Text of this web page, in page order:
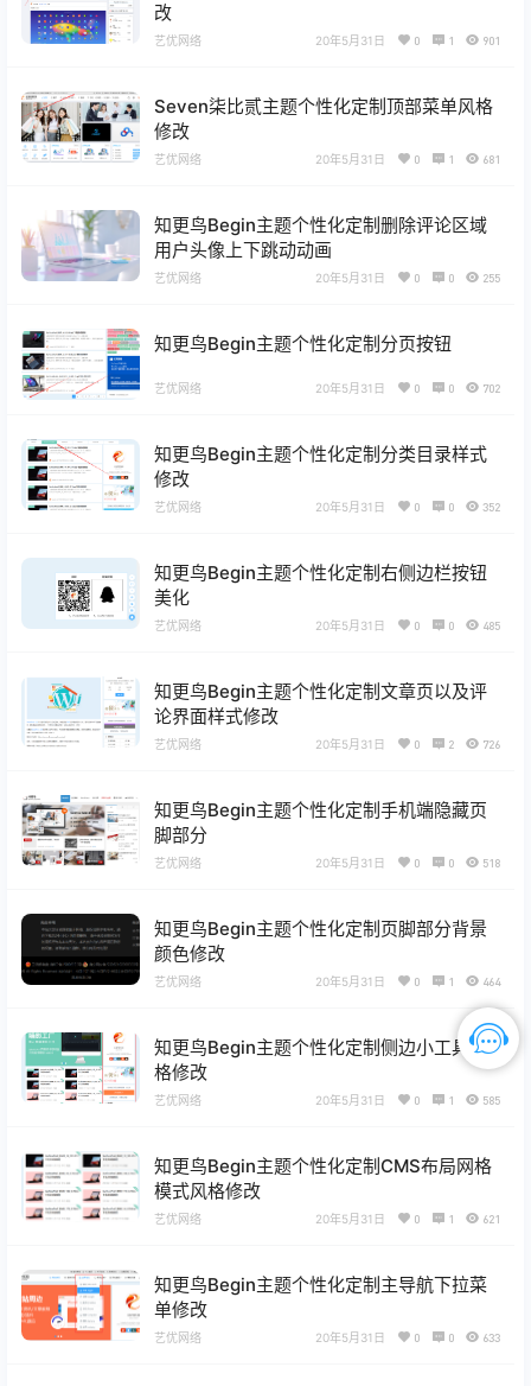
改
艺优网络 20年5月31日 0 1 901
Seven柒比贰主题个性化定制顶部菜单风格
修改
艺优网络 20年5月31日 0 1 681
知更鸟Begin主题个性化定制删除评论区域
用户头像上下跳动动画
艺优网络 20年5月31日 0 0 255
知更鸟Begin主题个性化定制分页按钮
艺优网络 20年5月31日 0 0 702
知更鸟Begin主题个性化定制分类目录样式
修改
艺优网络 20年5月31日 0 0 352
知更鸟Begin主题个性化定制右侧边栏按钮
美化
艺优网络 20年5月31日 0 0 485
知更鸟Begin主题个性化定制文章页以及评
论界面样式修改
艺优网络 20年5月31日 0 2 726
知更鸟Begin主题个性化定制手机端隐藏页
脚部分
艺优网络 20年5月31日 0 0 518
知更鸟Begin主题个性化定制页脚部分背景
颜色修改
艺优网络 20年5月31日 0 1 464
知更鸟Begin主题个性化定制侧边小工具风
格修改
艺优网络 20年5月31日 0 1 585
知更鸟Begin主题个性化定制CMS布局网格
模式风格修改
艺优网络 20年5月31日 0 1 621
知更鸟Begin主题个性化定制主导航下拉菜
单修改
艺优网络 20年5月31日 0 0 633